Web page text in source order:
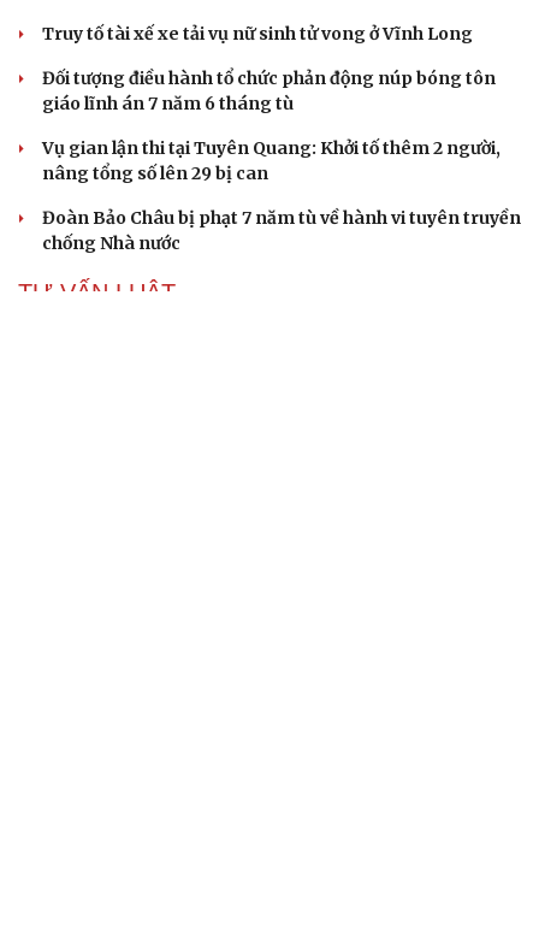
Truy tố tài xế xe tải vụ nữ sinh tử vong ở Vĩnh Long
Đối tượng điều hành tổ chức phản động núp bóng tôn
giáo lĩnh án 7 năm 6 tháng tù
Vụ gian lận thi tại Tuyên Quang: Khởi tố thêm 2 người,
nâng tổng số lên 29 bị can
Đoàn Bảo Châu bị phạt 7 năm tù về hành vi tuyên truyền
chống Nhà nước
TƯ VẤN LUẬT